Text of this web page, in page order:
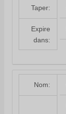
Taper:
Expire
dans:
Nom: